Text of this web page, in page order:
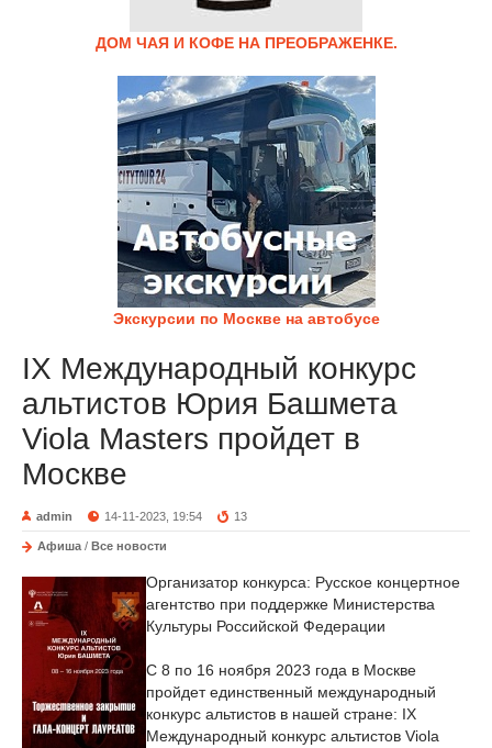
ДОМ ЧАЯ И КОФЕ НА ПРЕОБРАЖЕНКЕ.
Экскурсии по Москве на автобусе
IX Международный конкурс
альтистов Юрия Башмета
Viola Masters пройдет в
Москве
admin 14-11-2023, 19:54 13
Афиша / Все новости
Организатор конкурса: Русское концертное
агентство при поддержке Министерства
Культуры Российской Федерации
С 8 по 16 ноября 2023 года в Москве
пройдет единственный международный
конкурс альтистов в нашей стране: IX
Международный конкурс альтистов Viola